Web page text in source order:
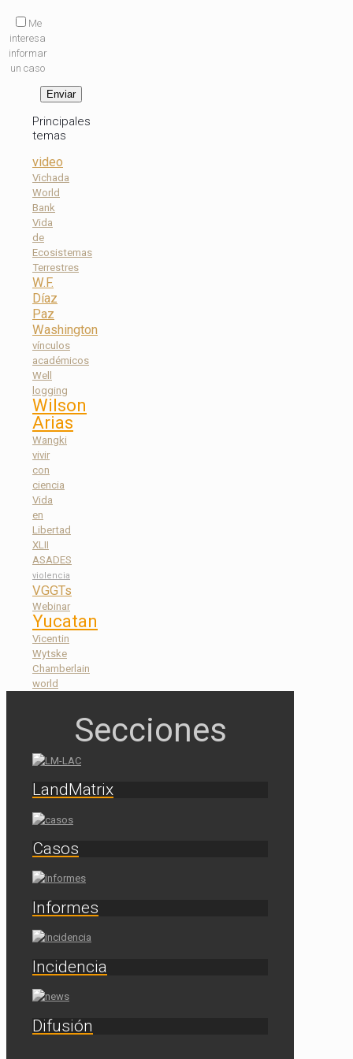
Me
interesa
informar
un caso
Principales
temas
video
Vichada
World
Bank
Vida
de
Ecosistemas
Terrestres
W.F.
Díaz
Paz
Washington
vínculos
académicos
Well
logging
Wilson
Arias
Wangki
vivir
con
ciencia
Vida
en
Libertad
XLII
ASADES
violencia
VGGTs
Webinar
Yucatan
Vicentin
Wytske
Chamberlain
world
LandMatrix
Casos
Informes
Incidencia
Difusión